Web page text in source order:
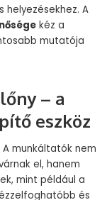
helyezésekhez. A
kéz a
mutatója
– a
eszköz
munkáltatók nem
el, hanem
mint például a
és